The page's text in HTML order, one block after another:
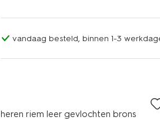
vandaag besteld, binnen 1-3
heren riem leer gevlochten brons